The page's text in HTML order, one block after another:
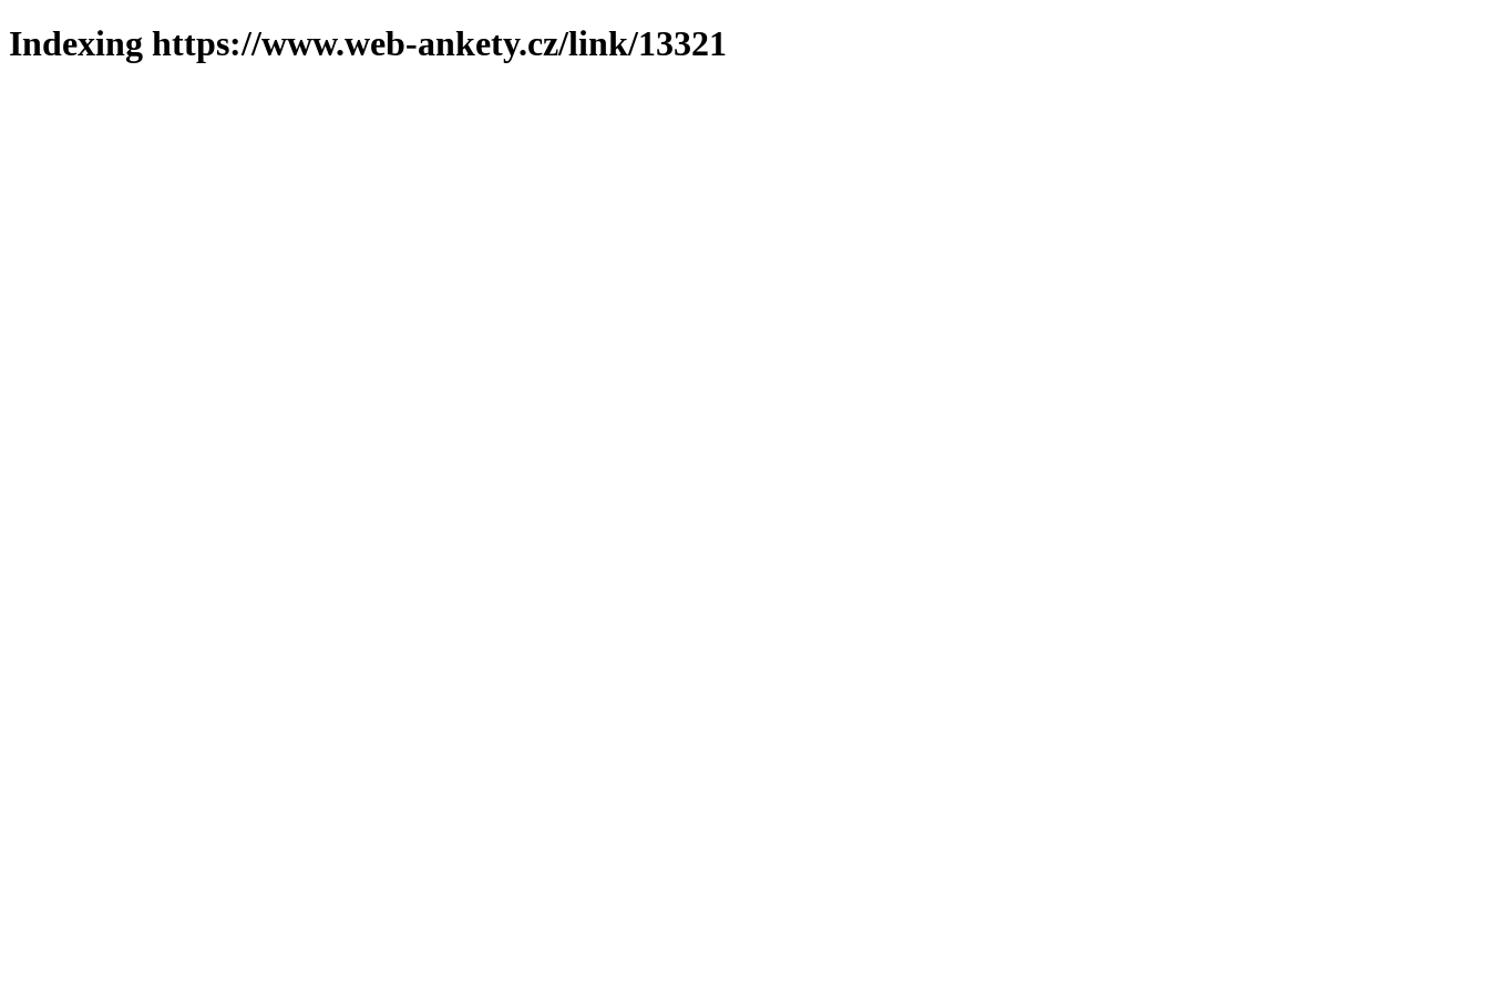
Indexing https://www.web-ankety.cz/link/13321